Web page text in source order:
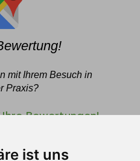
ist uns
mit Ihrem Besuch in
Praxis?
Bewertungen!